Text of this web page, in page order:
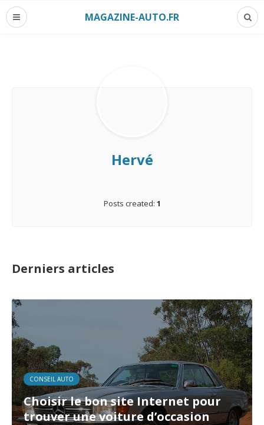
MAGAZINE-AUTO.FR
Hervé
Posts created: 1
Derniers articles
CONSEIL AUTO
Choisir le bon site Internet pour
trouver une voiture d’occasion